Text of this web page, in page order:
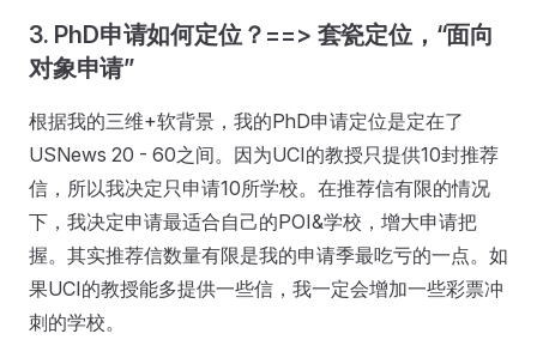
3. PhD申请如何定位？==> 套瓷定位，“面向
对象申请”
根据我的三维+软背景，我的PhD申请定位是定在了
USNews 20 - 60之间。因为UCI的教授只提供10封推荐
信，所以我决定只申请10所学校。在推荐信有限的情况
下，我决定申请最适合自己的POI&学校，增大申请把
握。其实推荐信数量有限是我的申请季最吃亏的一点。如
果UCI的教授能多提供一些信，我一定会增加一些彩票冲
刺的学校。